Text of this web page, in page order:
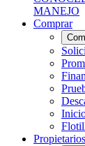
MANEJO
Comprar
Propietarios